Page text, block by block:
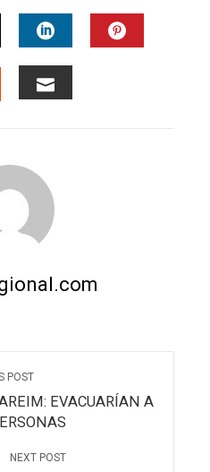
LINKEDIN
POST
EVACUARÍAN A
NEXT POST